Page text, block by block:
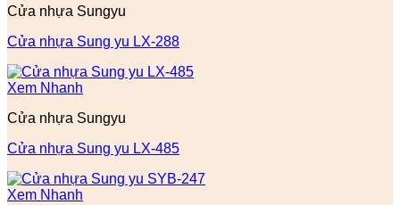
Cửa nhựa Sungyu
Cửa nhựa Sung yu LX-288
Xem Nhanh
Cửa nhựa Sungyu
Cửa nhựa Sung yu LX-485
Xem Nhanh